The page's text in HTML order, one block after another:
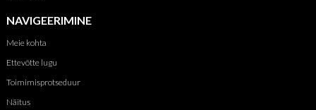
NAVIGEERIMINE
Meie kohta
Ettevõtte lugu
Toimimisprotseduur
Näitus